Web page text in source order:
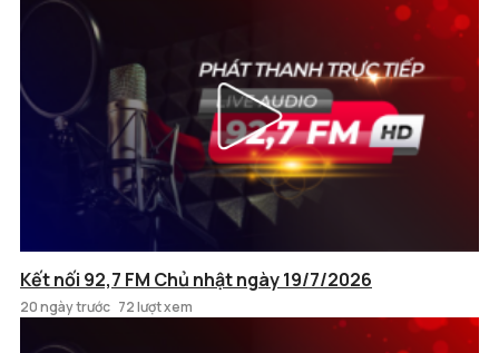
Kết nối 92,7 FM Chủ nhật ngày 19/7/2026
20 ngày trước 72 lượt xem